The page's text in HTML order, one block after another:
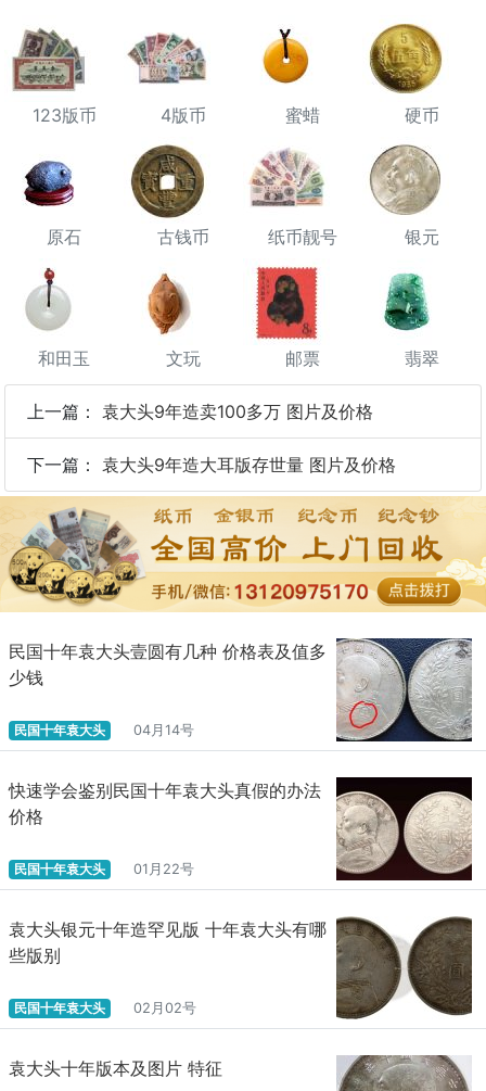
123版币 4版币 蜜蜡 硬币
原石 古钱币 纸币靓号 银元
和田玉 文玩 邮票 翡翠
上一篇： 袁大头9年造卖100多万 图片及价格
下一篇： 袁大头9年造大耳版存世量 图片及价格
民国十年袁大头壹圆有几种 价格表及值多
少钱
民国十年袁大头 04月14号
快速学会鉴别民国十年袁大头真假的办法
价格
民国十年袁大头 01月22号
袁大头银元十年造罕见版 十年袁大头有哪
些版别
民国十年袁大头 02月02号
袁大头十年版本及图片 特征